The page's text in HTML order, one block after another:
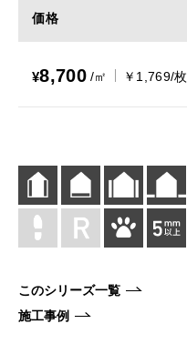
価格
¥8,700 /㎡ ￥1,769/枚
このシリーズ一覧
施工事例